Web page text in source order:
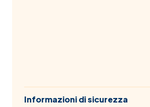
Informazioni di sicurezza